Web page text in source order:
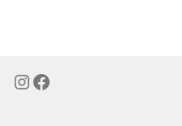
Instagram
Facebook